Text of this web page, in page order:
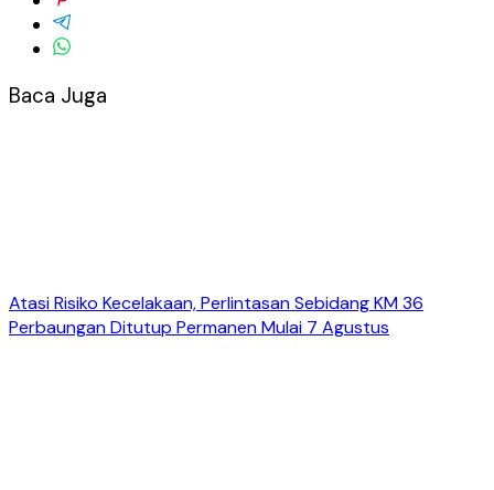
Baca Juga
Atasi Risiko Kecelakaan, Perlintasan Sebidang KM 36
Perbaungan Ditutup Permanen Mulai 7 Agustus